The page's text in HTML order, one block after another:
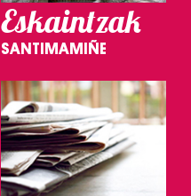
Eskaintzak
SANTIMAMIÑE